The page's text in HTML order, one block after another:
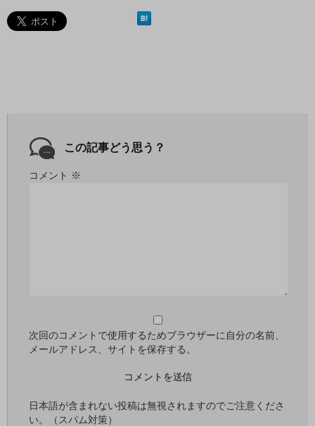
この記事どう思う？
コメント ※
次回のコメントで使用するためブラウザーに自分の名前、
メールアドレス、サイトを保存する。
日本語が含まれない投稿は無視されますのでご注意くださ
い。（スパム対策）